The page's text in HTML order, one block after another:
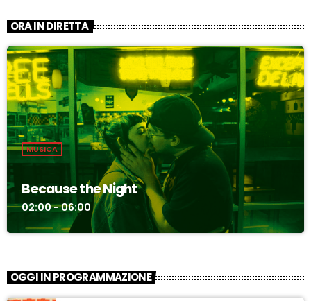
ORA IN DIRETTA
MUSICA
Because the Night
02:00 - 06:00
OGGI IN PROGRAMMAZIONE